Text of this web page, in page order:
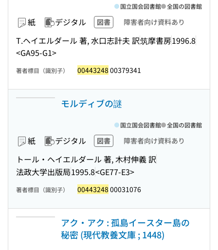
紙 デジタル 図書 障害者向け資料あり
T.ヘイエルダール 著, 水口志計夫 訳筑摩書房1996.8
<GA95-G1>
国立国会図書館 全国の図書館
著者標目（識別子） 00443248 00379341
モルディブの謎
紙 デジタル 図書 障害者向け資料あり
トール・ヘイエルダール 著, 木村伸義 訳
法政大学出版局1995.8<GE77-E3>
国立国会図書館 全国の図書館
著者標目（識別子） 00443248 00031076
アク・アク : 孤島イースター島の
秘密 (現代教養文庫 ; 1448)